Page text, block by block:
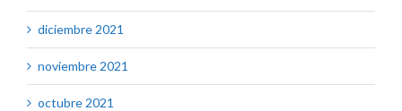
diciembre 2021
noviembre 2021
octubre 2021